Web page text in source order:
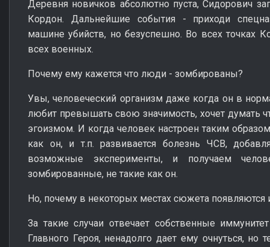
Деревня новичков абсолютно пуста, Сидорович
Кордон. Дальнейшие события - приходи
машине убийств, но безуспешно. Во всех точках
всех военных.
Почему ему кажется что люди - зомбированы?
Увы, человеческий организм даже когда он в
любит превышать свою значимость, хочет думать
эгоизмом. И когда человек настроен таким
как он, и т.п. развивается болезнь ЧСВ,
возможные эксперименты, и получаем
зомбированные, не такие как он.
Но, почему в некоторых местах сюжета
За такие случаи отвечает собственные
Главного Героя, ненадолго дает ему очнуться,